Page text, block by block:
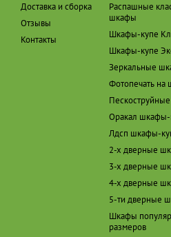
Доставка и сборка
Отзывы
Контакты
Распашные
шкафы
Шкафы-купе
Шкафы-купе
Зеркальные
Фотопечать на
Оракал шкафы-
Лдсп шкафы-
2-х дверные
3-х дверные
4-х дверные
5-ти дверные
Шкафы
размеров